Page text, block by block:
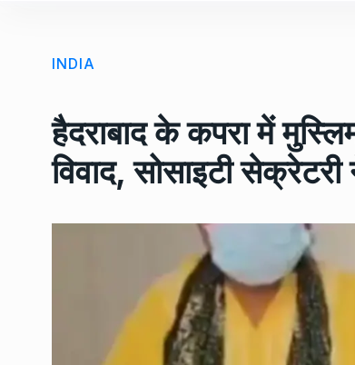
INDIA
हैदराबाद के कपरा में
विवाद, सोसाइटी सेक्रेटरी